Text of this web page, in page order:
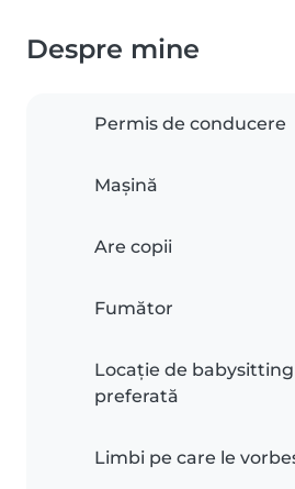
Despre mine
Permis de conducere
Mașină
Are copii
Fumător
Locație de babysitting
preferată
Limbi pe care le